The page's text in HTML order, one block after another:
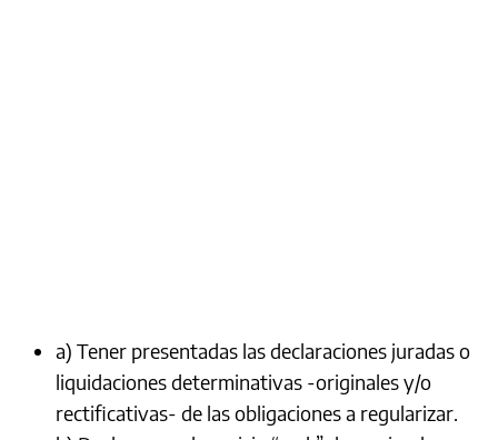
a) Tener presentadas las declaraciones juradas o
liquidaciones determinativas -originales y/o
rectificativas- de las obligaciones a regularizar.